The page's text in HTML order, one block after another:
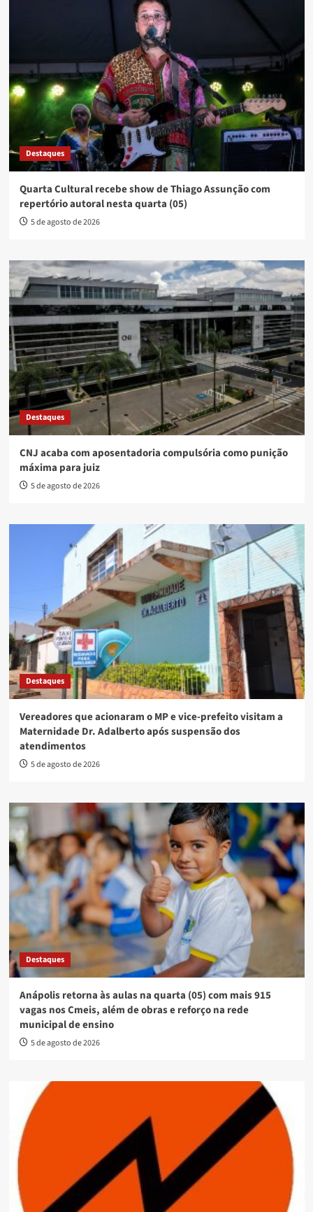
Destaques
Quarta Cultural recebe show de Thiago Assunção com
repertório autoral nesta quarta (05)
5 de agosto de 2026
Destaques
CNJ acaba com aposentadoria compulsória como punição
máxima para juiz
5 de agosto de 2026
Destaques
Vereadores que acionaram o MP e vice-prefeito visitam a
Maternidade Dr. Adalberto após suspensão dos
atendimentos
5 de agosto de 2026
Destaques
Anápolis retorna às aulas na quarta (05) com mais 915
vagas nos Cmeis, além de obras e reforço na rede
municipal de ensino
5 de agosto de 2026